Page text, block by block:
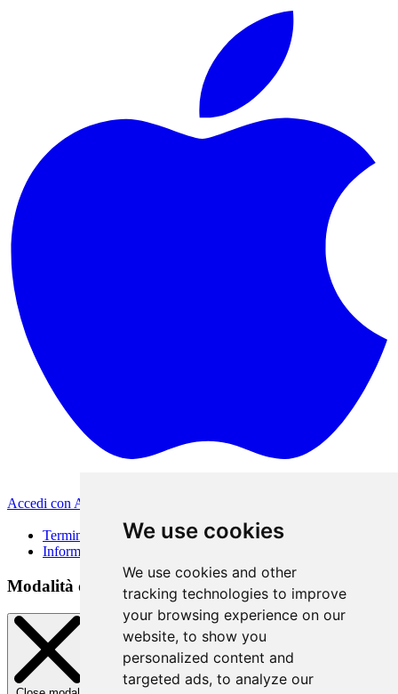
We use cookies
We use cookies and other
tracking technologies to improve
your browsing experience on our
website, to show you
personalized content and
targeted ads, to analyze our
Accedi con Apple
Termini di Utilizzo
Informativa sulla privacy
Modalità di accesso